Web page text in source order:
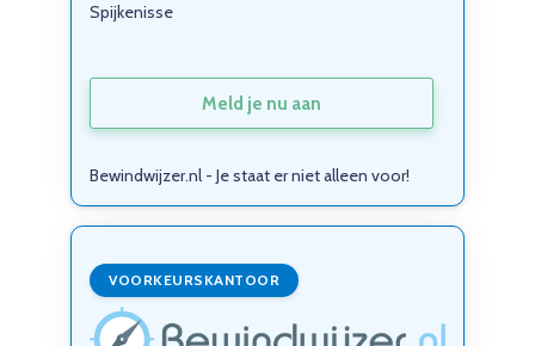
Spijkenisse
Meld je nu aan
Bewindwijzer.nl - Je staat er niet alleen voor!
VOORKEURSKANTOOR